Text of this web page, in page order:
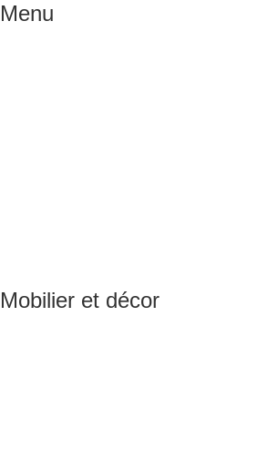
Menu
Mobilier et décor